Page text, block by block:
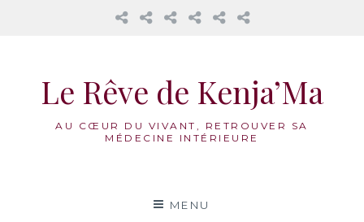
𝔸𝕦
𝕃𝕦𝕟𝕖𝕤
Mama
La Honorer
NosRéflexions
Le Rêve de Kenja’Ma
AU CŒUR DU VIVANT, RETROUVER SA
MÉDECINE INTÉRIEURE
MENU